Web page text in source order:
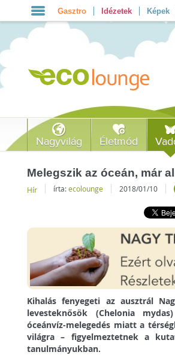
Gasztro Idézetek Képek
Nagyvilág Életmód
Melegszik az óceán, már
Hír írta:ecolounge 2018/01/10
Kihalás fenyegeti az ausztrál
levesteknősök (Chelonia
óceánvíz-melegedés miatt a
világra – figyelmeztetnek a
tanulmányukban.